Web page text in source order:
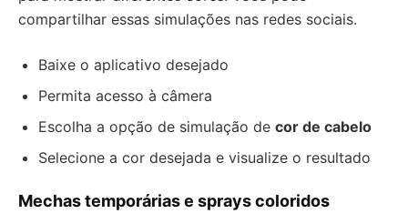
compartilhar essas simulações nas redes sociais.
Baixe o aplicativo desejado
Permita acesso à câmera
Escolha a opção de simulação de cor de cabelo
Selecione a cor desejada e visualize o resultado
Mechas temporárias e sprays coloridos